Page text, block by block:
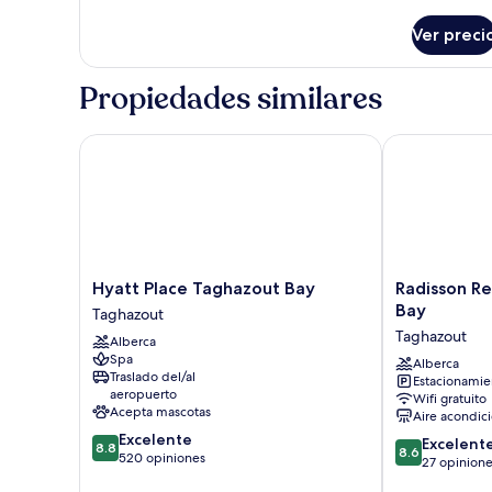
2
Ver
Propiedades similares
Hyatt
Place
Taghazout
Bay
Taghazout
Hyatt Place Taghazout Bay
Taghazout
Alberca
Spa
Traslado del/al
aeropuerto
Acepta mascotas
8.8
de
8.8 Excelente
520 opiniones
Hyatt Place Taghazout Bay
Radisson
Residences
Taghazout
Bay
Taghazout
Radisson
Bay
Taghazout
Alberca
Wifi gratuito
Aire
8.6
de
8.6
27
Radisson